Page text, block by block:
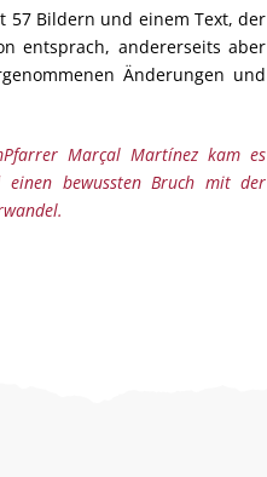
57 Bildern und einem Text, der
entsprach, andererseits aber
Änderungen und
Marçal Martínez kam es
bewussten Bruch mit der